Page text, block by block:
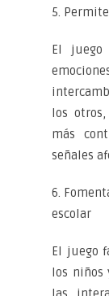
5.
El juego
los
más
señales
6.
escolar
El juego
los niños